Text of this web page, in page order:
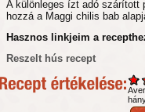
A különleges ízt adó szárított
hozzá a Maggi chilis bab
Hasznos linkjeim a
Reszelt hús recept